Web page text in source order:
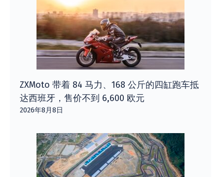
ZXMoto 带着 84 马力、168 公斤的四缸跑车抵
达西班牙，售价不到 6,600 欧元
2026年8月8日